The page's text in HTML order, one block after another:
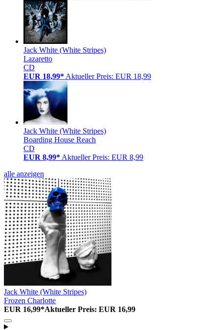
Jack White (White Stripes)
Lazaretto
CD
EUR 18,99* Aktueller Preis: EUR 18,99
Jack White (White Stripes)
Boarding House Reach
CD
EUR 8,99* Aktueller Preis: EUR 8,99
alle anzeigen
Jack White (White Stripes)
Frozen Charlotte
EUR 16,99*Aktueller Preis: EUR 16,99